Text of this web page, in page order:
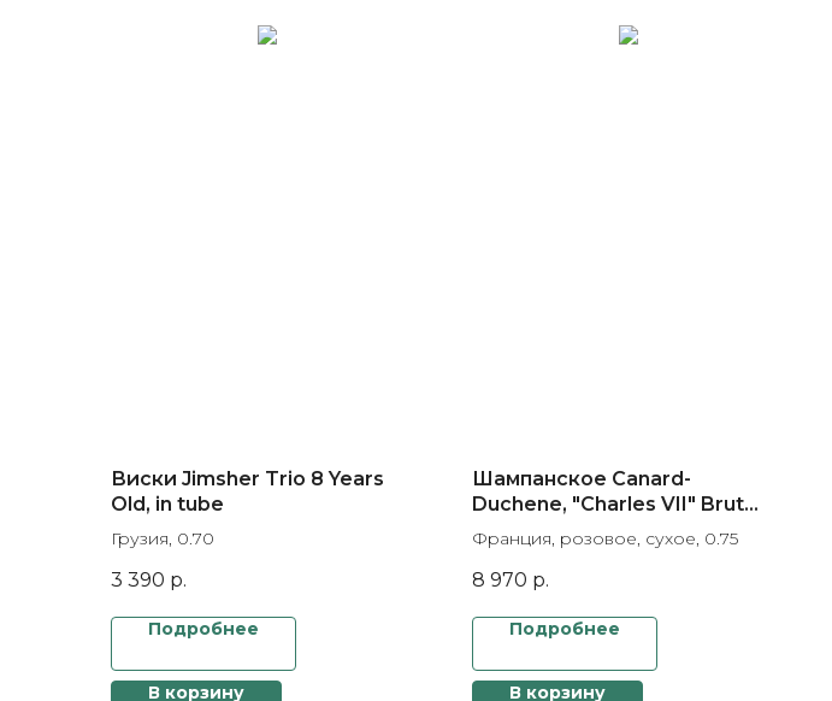
Виски Jimsher Trio 8 Years
Old, in tube
Грузия, 0.70
3 390 р.
Подробнее
В корзину
Шампанское Canard-
Duchene, "Charles VII" Brut
Rose, Champagne AOC, gift
box
Франция, розовое, сухое, 0.75
8 970 р.
Подробнее
В корзину